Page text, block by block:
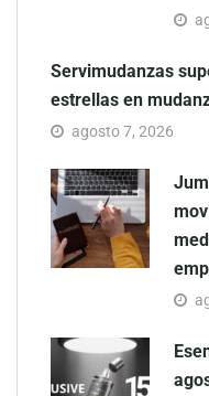
Servimudanzas
estrellas en
agosto 7, 2026